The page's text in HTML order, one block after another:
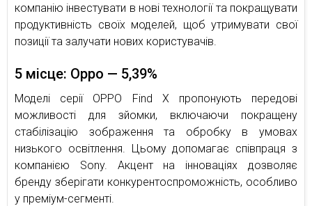
компанію інвестувати в нові технології та покращувати
продуктивність своїх моделей, щоб утримувати свої
позиції та залучати нових користувачів.
5 місце: Oppo — 5,39%
Моделі серії OPPO Find X пропонують передові
можливості для зйомки, включаючи покращену
стабілізацію зображення та обробку в умовах
низького освітлення. Цьому допомагає співпраця з
компанією Sony. Акцент на інноваціях дозволяє
бренду зберігати конкурентоспроможність, особливо
у преміум-сегменті.